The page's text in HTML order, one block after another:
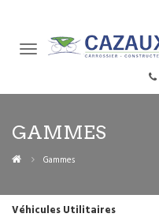
GAMMES
Gammes
Véhicules Utilitaires